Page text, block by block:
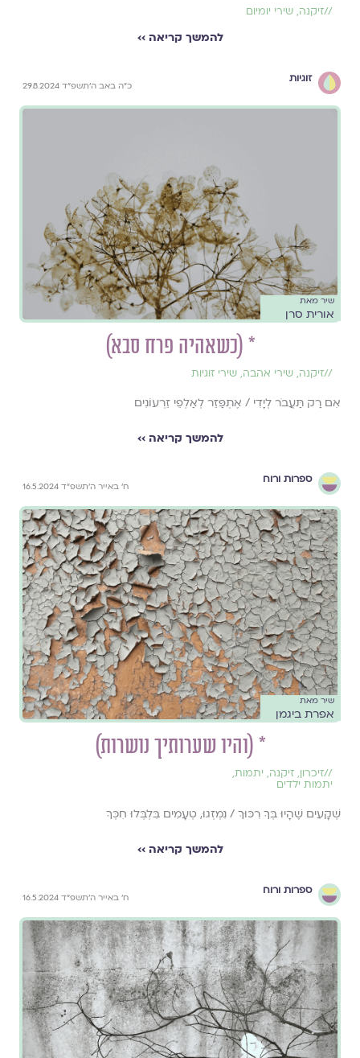
//זיקנה, שירי יומיום
להמשך קריאה ››
זוגיות
כ״ה באב ה׳תשפ״ד 29.8.2024
שיר מאת
אורית סרן
* (כשאהיה פרח סבא)
//זיקנה, שירי אהבה, שירי זוגיות
אִם רַק תַּעֲבֹר לְיָדִי / אֶתְפַּזֵּר לְאַלְפֵי זֵרְעוֹנִים
להמשך קריאה ››
ספרות ורוח
ח׳ באייר ה׳תשפ״ד 16.5.2024
שיר מאת
אפרת ביגמן
* (והיו שערותיך נושרות)
//זיכרון, זיקנה, יתמות,
יתמות ילדים
שְׁקָעִים שֶׁהָיוּ בְּךָ רִכּוּךְ / נִמְזְגוּ, טְעָמִים בִּלְבְּלוּ חִכְּךָ
להמשך קריאה ››
ספרות ורוח
ח׳ באייר ה׳תשפ״ד 16.5.2024